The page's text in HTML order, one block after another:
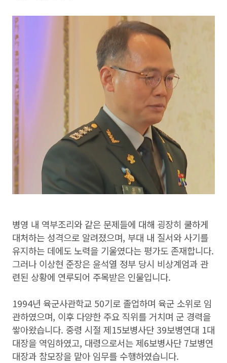
병영 내 역부조리와 같은 문제들에 대해 굉장히 쿨하게
대처하는 성격으로 알려졌으며, 부대 내 질서와 사기를
유지하는 데에도 노력을 기울였다는 평가도 존재합니다.
그러나 이상현 준장은 윤석열 정부 당시 비상계엄과 관
련된 상황에 연루되어 주목받은 인물입니다.
1994년 육군사관학교 50기로 졸업하며 육군 소위로 임
관하였으며, 이후 다양한 주요 직위를 거치며 군 경력을
쌓아왔습니다. 중령 시절 제15보병사단 39보병연대 1대
대장을 역임하였고, 대령으로서는 제6보병사단 7보병연
대장과 참모장을 맡아 임무를 수행하였습니다.